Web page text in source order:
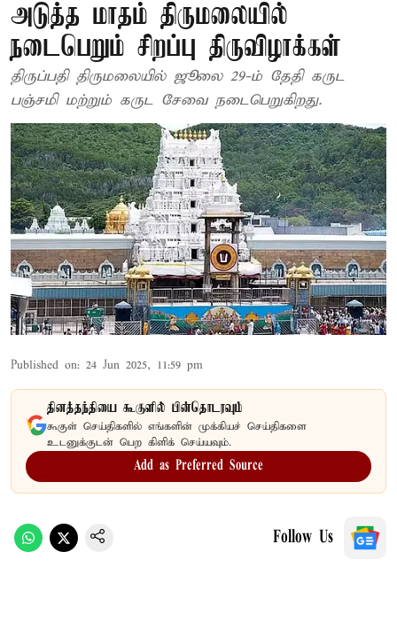
அடுத்த மாதம் திருமலையில்
நடைபெறும் சிறப்பு திருவிழாக்கள்
திருப்பதி திருமலையில் ஜூலை 29-ம் தேதி கருட
பஞ்சமி மற்றும் கருட சேவை நடைபெறுகிறது.
Published on: 24 Jun 2025, 11:59 pm
தினத்தந்தியை கூகுளில் பின்தொடரவும்
கூகுள் செய்திகளில் எங்களின் முக்கியச் செய்திகளை
உடனுக்குடன் பெற கிளிக் செய்யவும்.
Add as Preferred Source
Follow Us